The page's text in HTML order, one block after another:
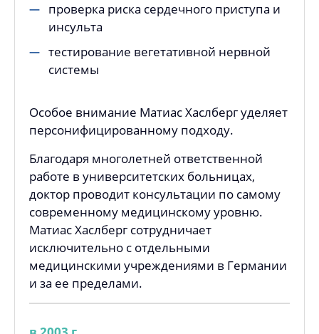
проверка риска сердечного приступа и
инсульта
тестирование вегетативной нервной
системы
Особое внимание Матиас Хаслберг уделяет
персонифицированному подходу.
Благодаря многолетней ответственной
работе в университетских больницах,
доктор проводит консультации по самому
современному медицинскому уровню.
Матиас Хаслберг сотрудничает
исключительно с отдельными
медицинскими учреждениями в Германии
и за ее пределами.